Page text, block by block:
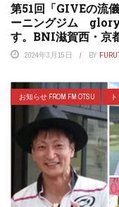
第51回「GIVEの流
ーニングジム
す。BNI滋賀西・
2024年3月15日 BY
お知らせ FROM FM OTSU